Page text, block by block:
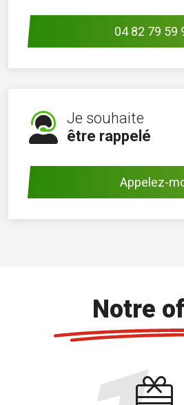
04 82 79 59
Je souhaite
être rappelé
Appelez-
Notre